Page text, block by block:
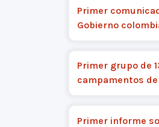
Primer
Gobierno
Primer grupo de
campamentos de
Primer informe